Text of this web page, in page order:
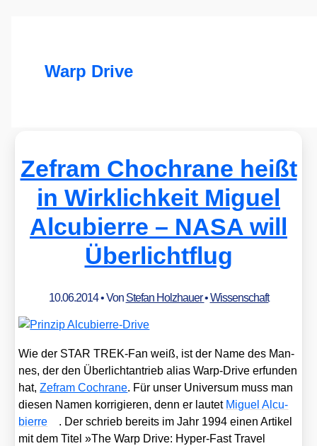
Warp Drive
Zefram Chochrane heißt
in Wirklichkeit Miguel
Alcubierre – NASA will
Überlichtflug
10.06.2014• Von Stefan Holzhauer•Wissenschaft
Wie der STAR TREK-Fan weiß, ist der Name des Man­
nes, der den Über­licht­an­trieb ali­as Warp-Dri­ve erfun­den
hat,Zefram Coch­ra­ne. Für unser Uni­ver­sum muss man
die­sen Namen kor­ri­gie­ren, denn er lau­tet Miguel Alcu­
bierre
. Der schrieb bereits im Jahr 1994 einen Arti­kel
mit dem Titel »The Warp Dri­ve: Hyper-Fast Tra­vel